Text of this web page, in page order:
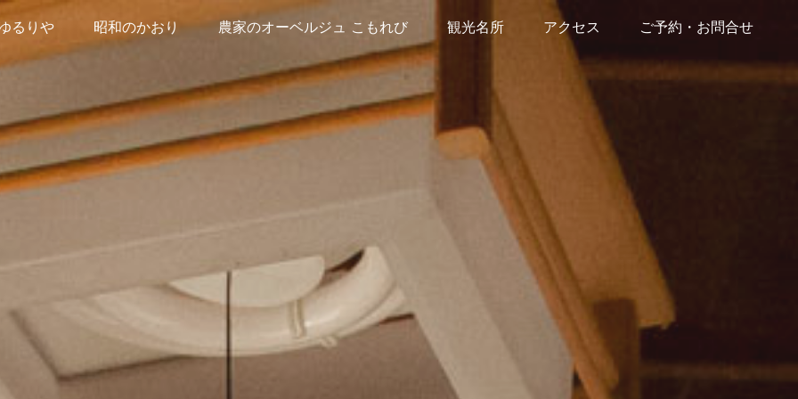
るりや 昭和のかおり 農家のオーベルジュ こもれび 観光名所 アクセス ご予約・お問合せ